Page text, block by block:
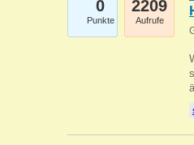
0
Punkte
2209
Aufrufe